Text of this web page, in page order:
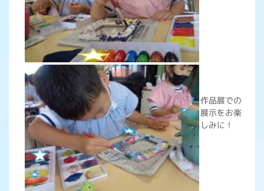
作品展での
展示をお楽
しみに！